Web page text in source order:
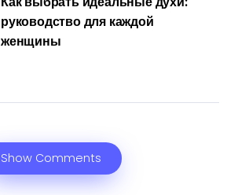
руководство для каждой
женщины
Show Comments